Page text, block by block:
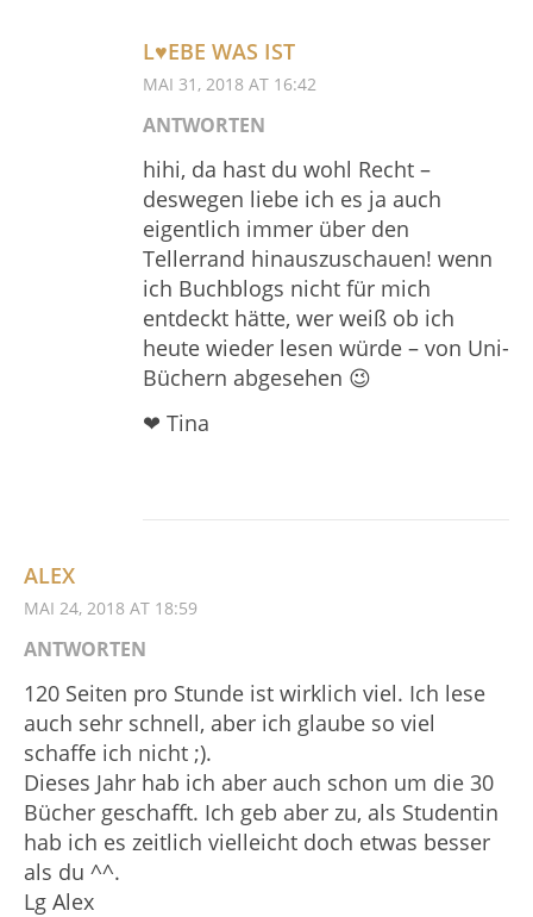
L♥EBE WAS IST
MAI 31, 2018 AT 16:42
ANTWORTEN
hihi, da hast du wohl Recht –
deswegen liebe ich es ja auch
eigentlich immer über den
Tellerrand hinauszuschauen! wenn
ich Buchblogs nicht für mich
entdeckt hätte, wer weiß ob ich
heute wieder lesen würde – von Uni-
Büchern abgesehen 😉
❤ Tina
ALEX
MAI 24, 2018 AT 18:59
ANTWORTEN
120 Seiten pro Stunde ist wirklich viel. Ich lese
auch sehr schnell, aber ich glaube so viel
schaffe ich nicht ;).
Dieses Jahr hab ich aber auch schon um die 30
Bücher geschafft. Ich geb aber zu, als Studentin
hab ich es zeitlich vielleicht doch etwas besser
als du ^^.
Lg Alex